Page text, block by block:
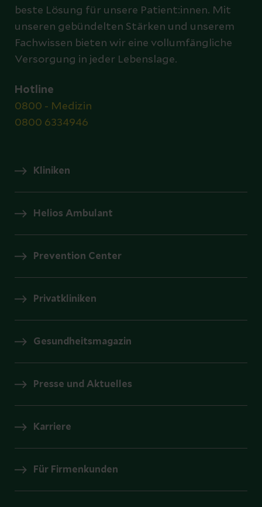
beste Lösung für unsere Patient:innen. Mit
unseren gebündelten Stärken und unserem
Fachwissen bieten wir eine vollumfängliche
Versorgung in jeder Lebenslage.
Hotline
0800 - Medizin
0800 6334946
Kliniken
Helios Ambulant
Prevention Center
Privatkliniken
Gesundheitsmagazin
Presse und Aktuelles
Karriere
Für Firmenkunden